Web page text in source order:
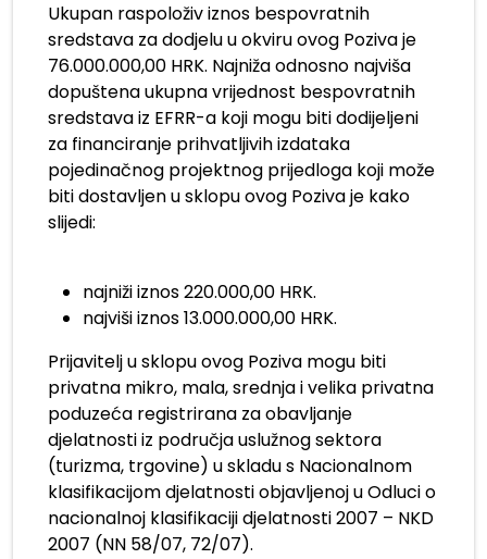
Ukupan raspoloživ iznos bespovratnih
sredstava za dodjelu u okviru ovog Poziva je
76.000.000,00 HRK. Najniža odnosno najviša
dopuštena ukupna vrijednost bespovratnih
sredstava iz EFRR-a koji mogu biti dodijeljeni
za financiranje prihvatljivih izdataka
pojedinačnog projektnog prijedloga koji može
biti dostavljen u sklopu ovog Poziva je kako
slijedi:
najniži iznos 220.000,00 HRK.
najviši iznos 13.000.000,00 HRK.
Prijavitelj u sklopu ovog Poziva mogu biti
privatna mikro, mala, srednja i velika privatna
poduzeća registrirana za obavljanje
djelatnosti iz područja uslužnog sektora
(turizma, trgovine) u skladu s Nacionalnom
klasifikacijom djelatnosti objavljenoj u Odluci o
nacionalnoj klasifikaciji djelatnosti 2007 – NKD
2007 (NN 58/07, 72/07).